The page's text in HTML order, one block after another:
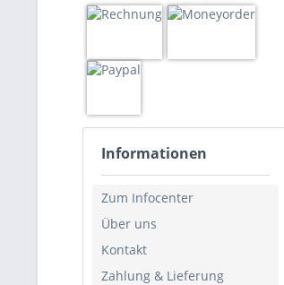
Informationen
Zum Infocenter
Über uns
Kontakt
Zahlung & Lieferung